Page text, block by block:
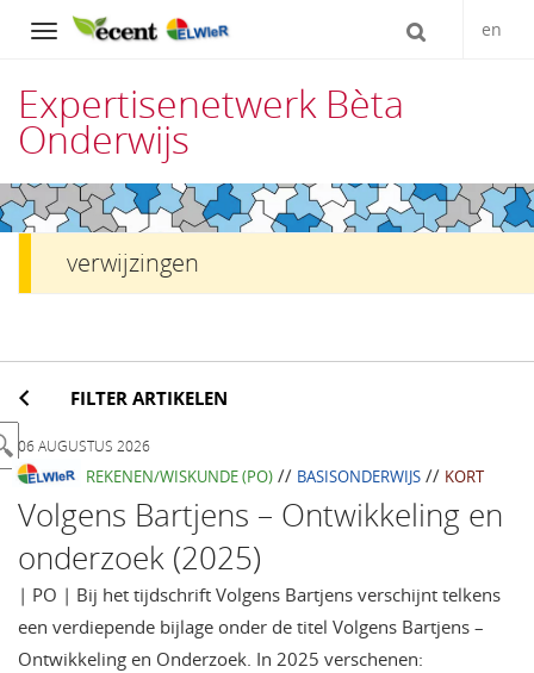
Navigation en
Expertisenetwerk Bèta
Onderwijs
Direct
naar
verwijzingen
FILTER ARTIKELEN
06 AUGUSTUS 2026
REKENEN/WISKUNDE (PO) // BASISONDERWIJS // KORT
Volgens Bartjens – Ontwikkeling en
onderzoek (2025)
| PO | Bij het tijdschrift Volgens Bartjens verschijnt telkens
een verdiepende bijlage onder de titel Volgens Bartjens –
Ontwikkeling en Onderzoek. In 2025 verschenen: